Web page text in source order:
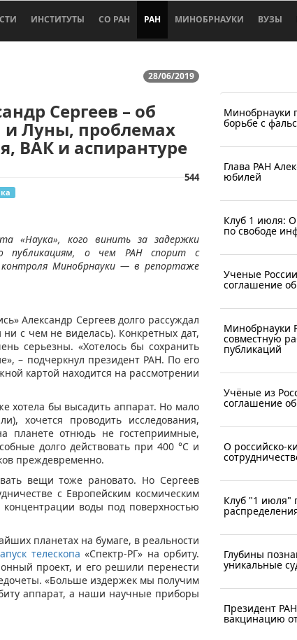
ИНСТИТУТЫ СО РАН РАН МИНОБРНАУКИ ВУЗЫ
28/06/2019
Сергеев – об
и Луны, проблемах
ВАК и аспирантуре
544
«Наука», кого винить за задержки
публикациям, о чем РАН спорит с
Минобрнауки — в репортаже
Александр Сергеев долго рассуждал
с чем не виделась). Конкретных дат,
серьезны. «Хотелось бы сохранить
– подчеркнул президент РАН. По его
картой находится на рассмотрении
хотела бы высадить аппарат. Но мало
хочется проводить исследования,
планете отнюдь не гостеприимные,
долго действовать при 400 °C и
преждевременно.
вещи тоже рановато. Но Сергеев
с Европейским космическим
концентрации воды под поверхностью
планетах на бумаге, в реальности
телескопа «Спектр-РГ» на орбиту.
проект, и его решили перенести
«Больше издержек мы получим
аппарат, а наши научные приборы
Минобрнауки
борьбе с
Глава РАН
юбилей
Клуб 1 июля: О
по свободе
Ученые
соглашение
Минобрнауки
совместную
публикаций
Учёные из
соглашение
О российско-
Клуб "1 июля"
Глубины
уникальные
Президент
вакцинацию